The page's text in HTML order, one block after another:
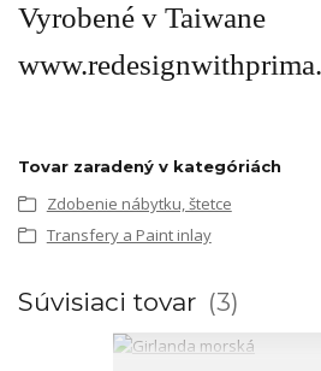
Vyrobené v Taiwane
Tovar zaradený v kategóriách
Zdobenie nábytku, štetce
Transfery a Paint inlay
Súvisiaci tovar 3